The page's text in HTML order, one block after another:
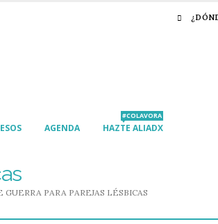
AGENDA HAZTE ALIADX
#COLAVORA
GUERRA PARA PAREJAS LÉSBICAS